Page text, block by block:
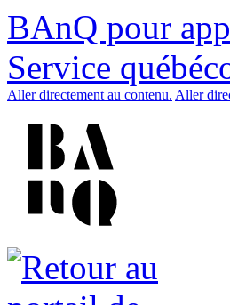
BAnQ pour
Service
Aller directement au contenu. Aller